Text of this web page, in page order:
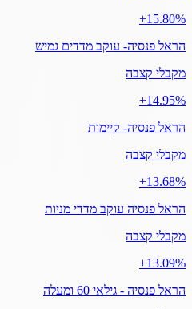
‎+15.80%
הראל פנסיה- עוקב מדדים גמיש
מקבלי קצבה
‎+14.95%
הראל פנסיה- קיימות
מקבלי קצבה
‎+13.68%
הראל פנסיה עוקב מדדי מניות
מקבלי קצבה
‎+13.09%
הראל פנסיה - גילאי 60 ומעלה